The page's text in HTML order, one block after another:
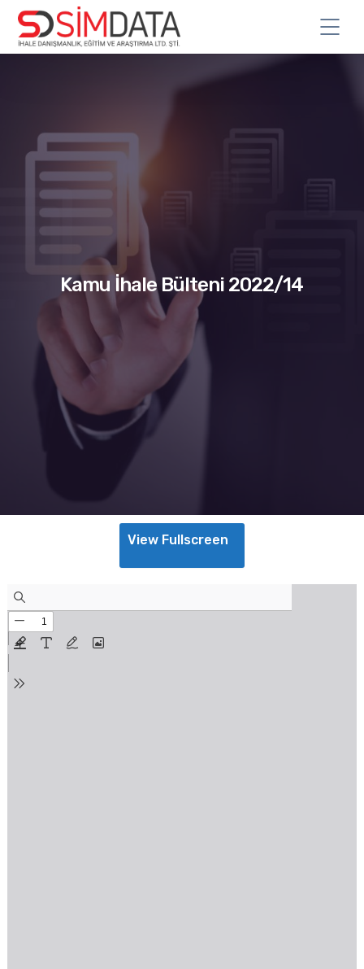
Kamu İhale Bülteni 2022/14
View Fullscreen